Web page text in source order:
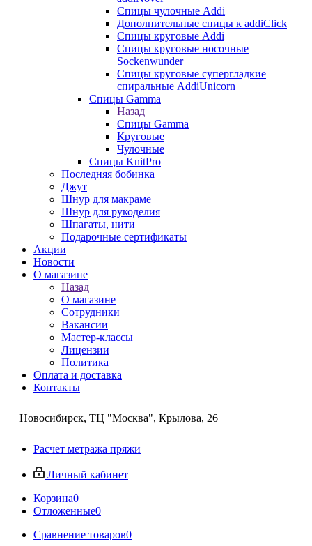
Спицы чулочные Addi
Дополнительные спицы к addiClick
Спицы круговые Addi
Спицы круговые носочные
Sockenwunder
Спицы круговые супергладкие
спиральные AddiUnicorn
Спицы Gamma
Назад
Спицы Gamma
Круговые
Чулочные
Спицы KnitPro
Последняя бобинка
Джут
Шнур для макраме
Шнур для рукоделия
Шпагаты, нити
Подарочные сертификаты
Акции
Новости
О магазине
Назад
О магазине
Сотрудники
Вакансии
Мастер-классы
Лицензии
Политика
Оплата и доставка
Контакты
Новосибирск, ТЦ "Москва", Крылова, 26
Расчет метража пряжи
Личный кабинет
Корзина0
Отложенные0
Сравнение товаров0